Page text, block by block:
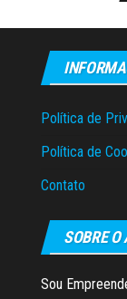
Política de
Política de
Contato
SOBRE O
Sou